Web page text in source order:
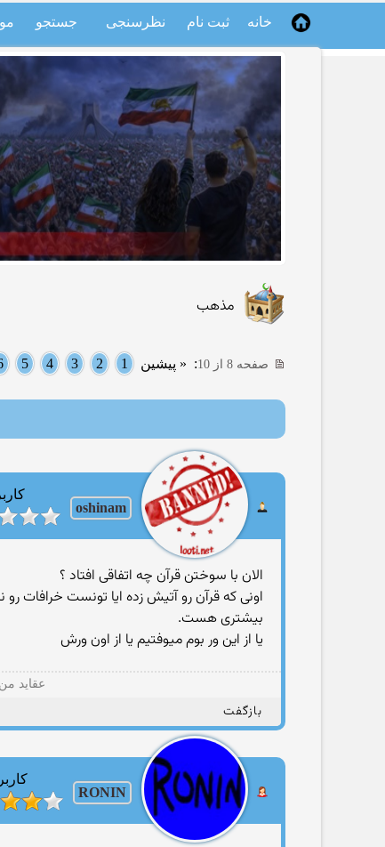
خانه ثبت نام نظرسنجی جستجو
مذهب
صفحه 8 از 10 : « پیشین 1
2
3
4
5
oshinam
کاربر
الان با سوختن قرآن چه اتفاقی افتاد ؟
اونی که قرآن رو آتیش زده ایا تونست خرافات
بیشتری هست.
یا از این ور بوم میوفتیم یا از اون ورش
عقاید
بازگفت
RONIN
کاربر